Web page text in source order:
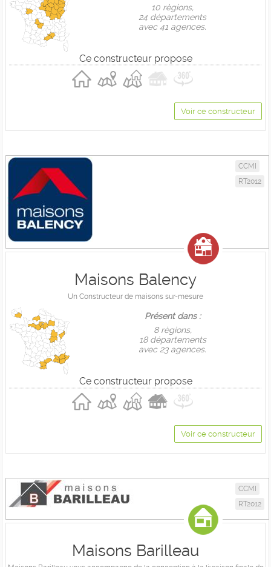
10 règions,
24 départements
avec 41 agences.
Ce constructeur propose
Voir ce constructeur
CCMI
RT2012
Maisons Balency
Un Constructeur de maisons sur-mesure
Présent dans :
8 règions,
18 départements
avec 23 agences.
Ce constructeur propose
Voir ce constructeur
CCMI
RT2012
Maisons Barilleau